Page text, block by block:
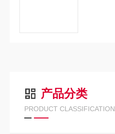
产品分类
PRODUCT CLASSIFICATION